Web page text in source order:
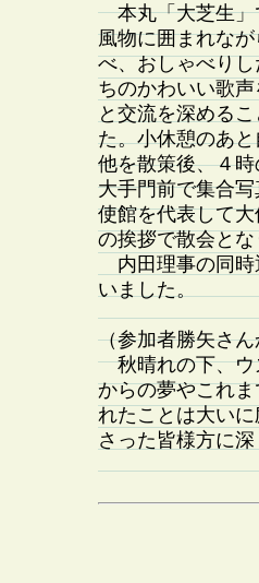
本丸「大芝生」
風物に囲まれな
べ、おしゃべり
ちのかわいい歌
と交流を深める
た。小休憩のあ
他を散策後、４
大手門前で集合
使館を代表して
の挨拶で散会と
内田理事の同時
いました。
（参加者勝矢さ
秋晴れの下、ウ
からの夢やこれ
れたことは大い
さった皆様方に